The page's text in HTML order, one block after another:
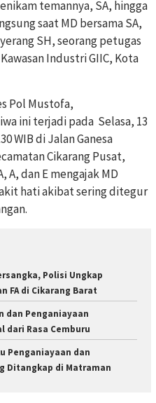
temannya, SA, hingga
saat MD bersama SA,
SH, seorang petugas
Industri GIIC, Kota
Pol Mustofa,
ini terjadi pada Selasa, 13
WIB di Jalan Ganesa
Cikarang Pusat,
A, dan E mengajak MD
hati akibat sering ditegur
Polisi Ungkap
FA di Cikarang Barat
dan Penganiayaan
dari Rasa Cemburu
Penganiayaan dan
Ditangkap di Matraman